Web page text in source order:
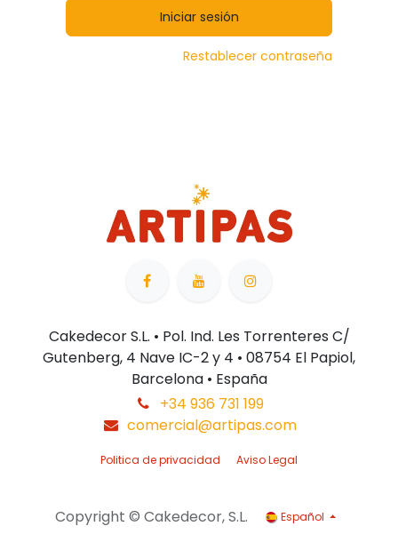
Iniciar sesión
Restablecer contraseña
Cakedecor S.L. • Pol. Ind. Les Torrenteres C/
Gutenberg, 4 Nave IC-2 y 4 • 08754 El Papiol,
Barcelona • España
+34 936 731 199
comercial@artipas.com
Politica de privacidad Aviso Legal
Copyright © Cakedecor, S.L. Español